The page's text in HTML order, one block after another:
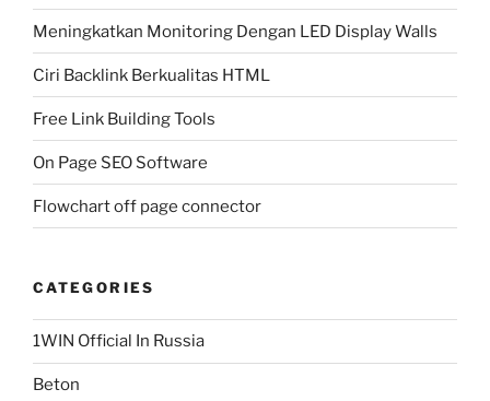
Meningkatkan Monitoring Dengan LED Display Walls
Ciri Backlink Berkualitas HTML
Free Link Building Tools
On Page SEO Software
Flowchart off page connector
CATEGORIES
1WIN Official In Russia
Beton